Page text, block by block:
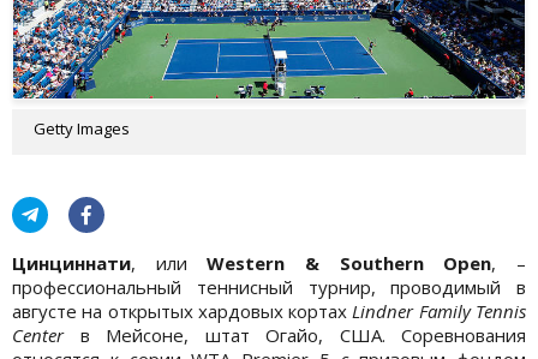
Getty Images
Цинциннати, или Western & Southern Open, –
профессиональный теннисный турнир, проводимый в
августе на открытых хардовых кортах Lindner Family Tennis
Centerв Мейсоне, штат Огайо, США. Соревнования